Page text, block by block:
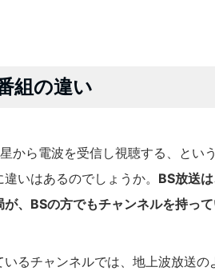
組の違い
から電波を受信し視聴する、とい
いはあるのでしょうか。 BS放送
、BSの方でもチャンネルを持っ
るチャンネルでは、地上波放送の